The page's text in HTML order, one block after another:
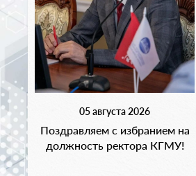
05 августа 2026
Поздравляем с избранием на
должность ректора КГМУ!